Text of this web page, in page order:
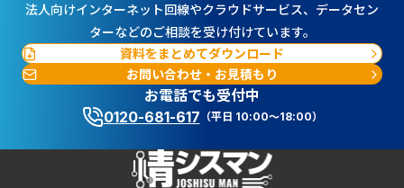
法人向けインターネット回線やクラウドサービス、データセン
ターなどのご相談を受け付けています。
資料をまとめてダウンロード
お問い合わせ・お見積もり
お電話でも受付中
0120-681-617 （平日 10:00～18:00）